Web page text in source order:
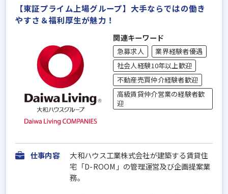
【東証プライム上場グループ】大手ならではの働き
やすさ＆福利厚⽣が魅力！
関連キーワード
急募求人
業界経験者優遇
社会人経験10年以上歓迎
不動産売買仲介経験者歓迎
高級賃貸仲介営業の経験者歓
迎
仕事内容
大和ハウス工業株式会社が建築する賃貸住
宅「D-ROOM」の管理運営及び企画提案業
務。